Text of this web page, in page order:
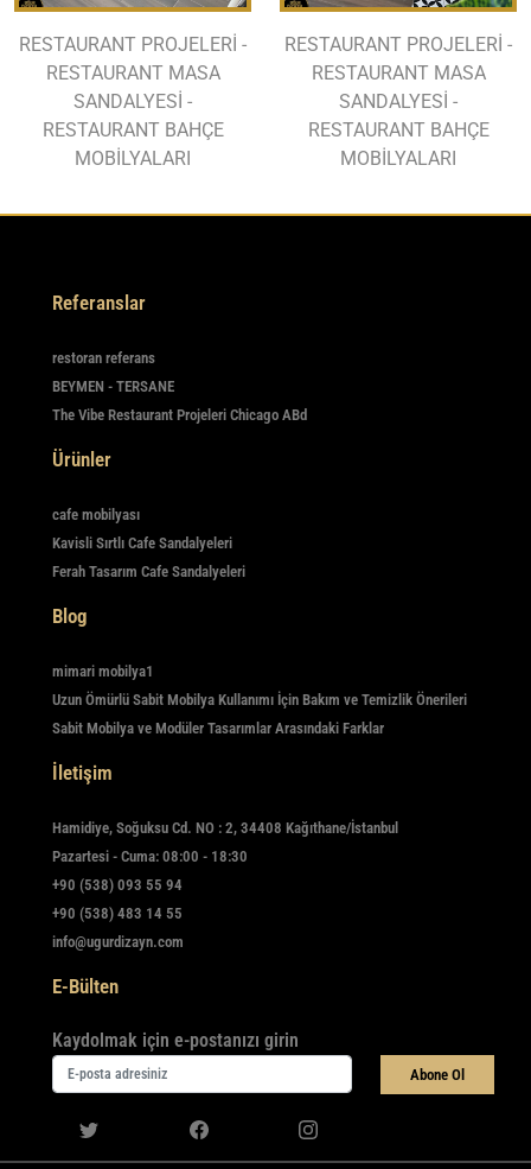
RESTAURANT PROJELERİ -
RESTAURANT MASA
SANDALYESİ -
RESTAURANT BAHÇE
MOBİLYALARI
RESTAURANT PROJELERİ -
RESTAURANT MASA
SANDALYESİ -
RESTAURANT BAHÇE
MOBİLYALARI
Referanslar
restoran referans
BEYMEN - TERSANE
The Vibe Restaurant Projeleri Chicago ABd
Ürünler
cafe mobilyası
Kavisli Sırtlı Cafe Sandalyeleri
Ferah Tasarım Cafe Sandalyeleri
Blog
mimari mobilya1
Uzun Ömürlü Sabit Mobilya Kullanımı İçin Bakım ve Temizlik Önerileri
Sabit Mobilya ve Modüler Tasarımlar Arasındaki Farklar
İletişim
Hamidiye, Soğuksu Cd. NO : 2, 34408 Kağıthane/İstanbul
Pazartesi - Cuma: 08:00 - 18:30
+90 (538) 093 55 94
+90 (538) 483 14 55
info@ugurdizayn.com
E-Bülten
Kaydolmak için e-postanızı girin
Abone Ol